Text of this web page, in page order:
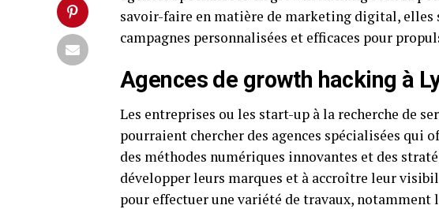
savoir-faire en matière de marketing digital, elles
campagnes personnalisées et efficaces pour
Agences de growth hacking à
Les entreprises ou les start-up à la recherche de
pourraient chercher des agences spécialisées qui
des méthodes numériques innovantes et des
développer leurs marques et à accroître leur
pour effectuer une variété de travaux, notamment